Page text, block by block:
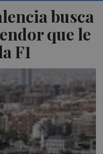
busca
que le
F1